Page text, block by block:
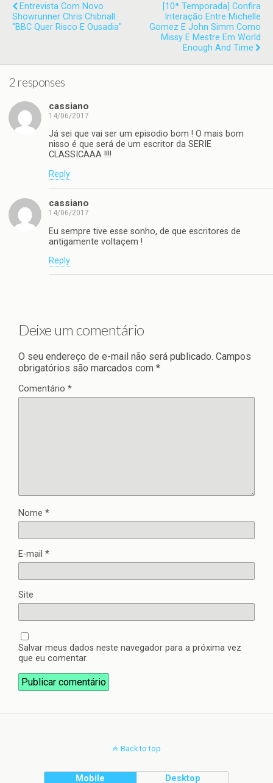
Entrevista Com Novo
Showrunner Chris Chibnall:
"BBC Quer Risco E Ousadia"
[10ª Temporada] Confira
Interação Entre Michelle
Gomez E John Simm Como
Missy E Mestre Em World
Enough And Time
2 responses
cassiano
14/06/2017
Já sei que vai ser um episodio bom ! O mais bom
nisso é que será de um escritor da SERIE
CLASSICAAA !!!!
Reply
cassiano
14/06/2017
Eu sempre tive esse sonho, de que escritores de
antigamente voltaçem !
Reply
Deixe um comentário
O seu endereço de e-mail não será publicado. Campos
obrigatórios são marcados com *
Comentário *
Nome *
E-mail *
Site
Salvar meus dados neste navegador para a próxima vez
que eu comentar.
Back to top
Mobile Desktop